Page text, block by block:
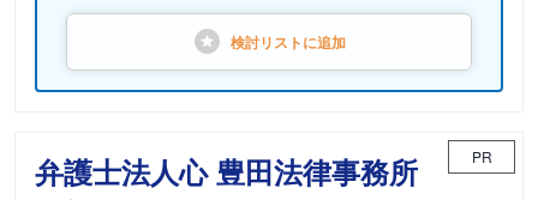
検討リストに追加
弁護士法人心 豊田法律事務所 PR